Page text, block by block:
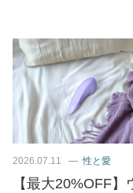
2026.07.11 性と愛
【最大20%OFF】